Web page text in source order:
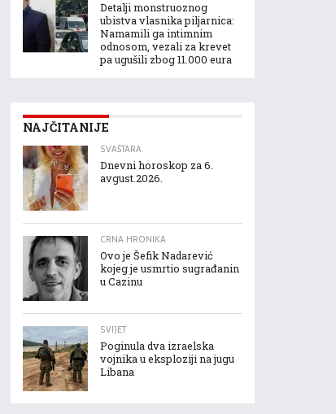
Detalji monstruoznog
ubistva vlasnika piljarnica:
Namamili ga intimnim
odnosom, vezali za krevet
pa ugušili zbog 11.000 eura
NAJČITANIJE
SVAŠTARA
Dnevni horoskop za 6.
avgust.2026.
CRNA HRONIKA
Ovo je Šefik Nadarević
kojeg je usmrtio sugrađanin
u Cazinu
SVIJET
Poginula dva izraelska
vojnika u eksploziji na jugu
Libana